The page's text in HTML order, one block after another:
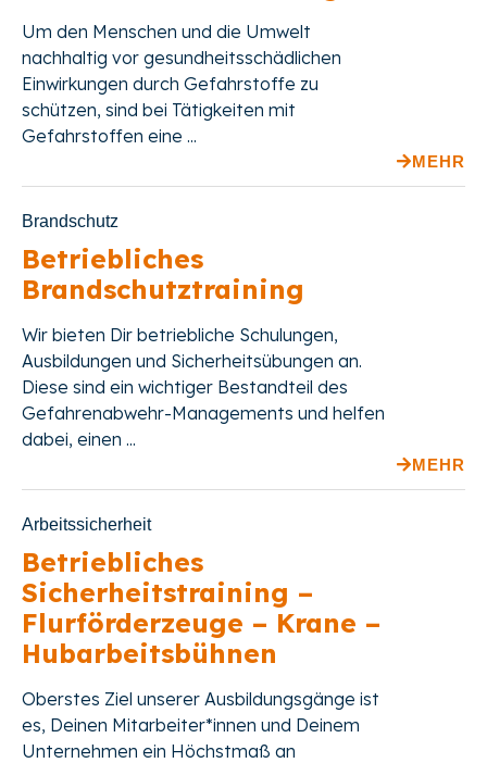
Um den Menschen und die Umwelt
nachhaltig vor gesundheitsschädlichen
Einwirkungen durch Gefahrstoffe zu
schützen, sind bei Tätigkeiten mit
Gefahrstoffen eine ...
MEHR
Brandschutz
Betriebliches
Brandschutztraining
Wir bieten Dir betriebliche Schulungen,
Ausbildungen und Sicherheitsübungen an.
Diese sind ein wichtiger Bestandteil des
Gefahrenabwehr-Managements und helfen
dabei, einen ...
MEHR
Arbeitssicherheit
Betriebliches
Sicherheitstraining –
Flurförderzeuge – Krane –
Hubarbeitsbühnen
Oberstes Ziel unserer Ausbildungsgänge ist
es, Deinen Mitarbeiter*innen und Deinem
Unternehmen ein Höchstmaß an